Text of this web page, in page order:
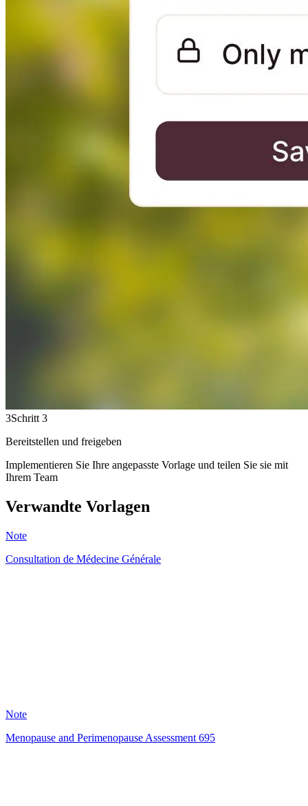
3Schritt 3
Bereitstellen und freigeben
Implementieren Sie Ihre angepasste Vorlage und teilen Sie sie mit
Ihrem Team
Verwandte Vorlagen
Note
Consultation de Médecine Générale
Note
Menopause and Perimenopause Assessment 695